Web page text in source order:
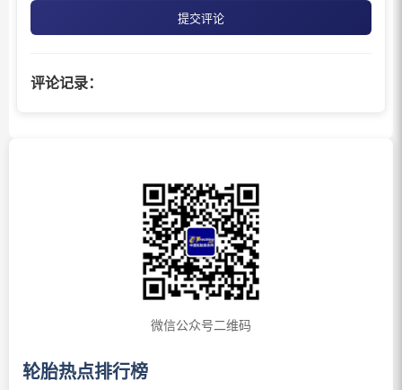
提交评论
评论记录：
微信公众号二维码
轮胎热点排行榜